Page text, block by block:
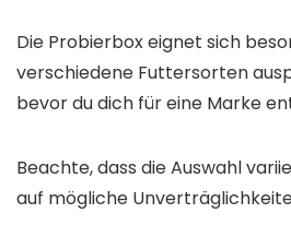
Die Probierbox eignet sich
verschiedene Futtersorten
bevor du dich für eine Marke
Beachte, dass die Auswahl
auf mögliche